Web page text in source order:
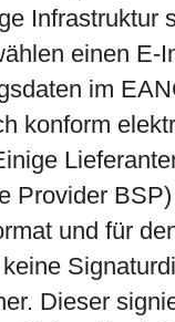
Infrastruktur
einen E-
im
konform
Provider
und für
Dieser